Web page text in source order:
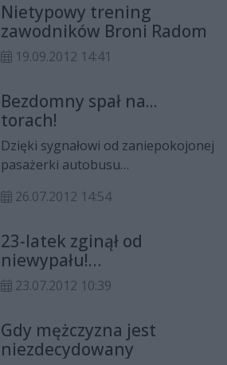
Nietypowy trening
zawodników Broni Radom
19.09.2012 14:41
Bezdomny spał na...
torach!
Dzięki sygnałowi od zaniepokojonej
pasażerki autobusu
torami w ul. Słowackiego
Mężczyzna spał w najlepsze na
torach. W porę obudzili go
strażnicy miejscy.
26.07.2012 14:54
23-latek zginął od
niewypału!
(AKTUALIZACJA)
23.07.2012 10:39
Gdy mężczyzna jest
niezdecydowany